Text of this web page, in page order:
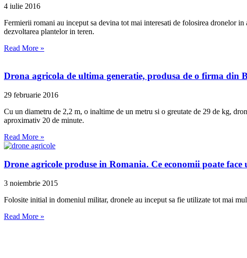
4 iulie 2016
Fermierii romani au inceput sa devina tot mai interesati de folosirea dronelor
dezvoltarea plantelor in teren.
Read More »
Drona agricola de ultima generatie, produsa de o firma din
29 februarie 2016
Cu un diametru de 2,2 m, o inaltime de un metru si o greutate de 29 de kg,
aproximativ 20 de minute.
Read More »
Drone agricole produse in Romania. Ce economii poate
3 noiembrie 2015
Folosite initial in domeniul militar, dronele au inceput sa fie utilizate tot mai
Read More »